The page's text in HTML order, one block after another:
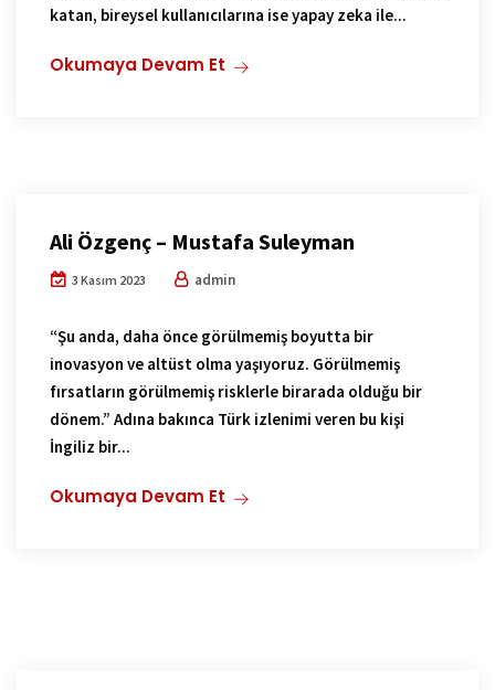
katan, bireysel kullanıcılarına ise yapay zeka ile...
Okumaya Devam Et
Ali Özgenç – Mustafa Suleyman
3 Kasım 2023 admin
“Şu anda, daha önce görülmemiş boyutta bir
inovasyon ve altüst olma yaşıyoruz. Görülmemiş
fırsatların görülmemiş risklerle birarada olduğu bir
dönem.” Adına bakınca Türk izlenimi veren bu kişi
İngiliz bir...
Okumaya Devam Et